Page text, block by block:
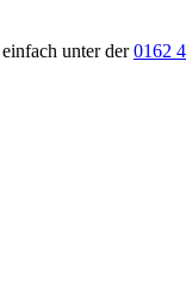
unter der0162